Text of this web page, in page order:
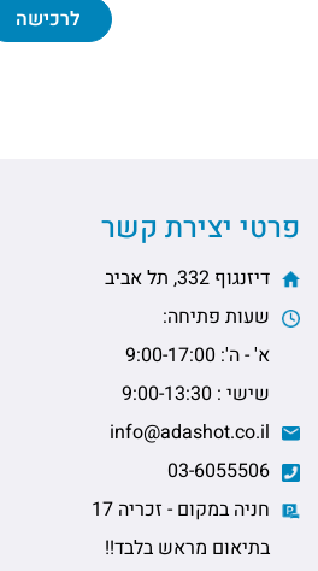
לרכישה
פרטי יצירת קשר
דיזנגוף 332, תל אביב
שעות פתיחה:
א' - ה': 9:00-17:00
שישי : 9:00-13:30
חניה במקום - זכריה 17
בתיאום מראש בלבד!!